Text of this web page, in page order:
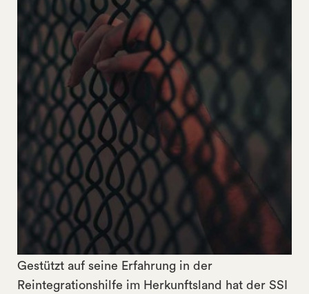
Gestützt auf seine Erfahrung in der
Reintegrationshilfe im Herkunftsland hat der SSI